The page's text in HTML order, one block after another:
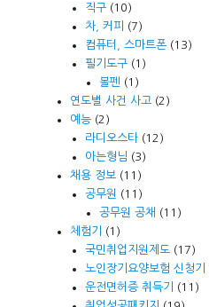
직구(10)
차, 커피
(7)
컴퓨터, 스마트폰(13)
필기도구(1)
볼펜 (1)
연도별 사건 사고 (2)
예능 (2)
라디오스타(12)
아는형님 (3)
채용 정보 (11)
공무원
(11)
공무원 공채 (11)
체험기
(1)
국민취업지원제도(17)
노인장기요양보험 신청기
운전면허증 취득기
(11)